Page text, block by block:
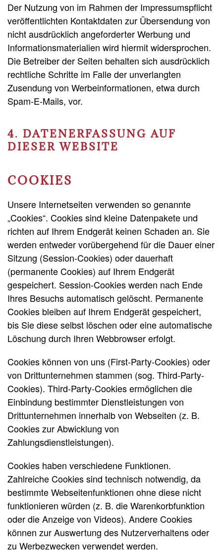
Der Nutzung von im Rahmen der Impressumspflicht
veröffentlichten Kontaktdaten zur Übersendung von
nicht ausdrücklich angeforderter Werbung und
Informationsmaterialien wird hiermit widersprochen.
Die Betreiber der Seiten behalten sich ausdrücklich
rechtliche Schritte im Falle der unverlangten
Zusendung von Werbeinformationen, etwa durch
Spam-E-Mails, vor.
4. DATENERFASSUNG AUF
DIESER WEBSITE
COOKIES
Unsere Internetseiten verwenden so genannte
„Cookies“. Cookies sind kleine Datenpakete und
richten auf Ihrem Endgerät keinen Schaden an. Sie
werden entweder vorübergehend für die Dauer einer
Sitzung (Session-Cookies) oder dauerhaft
(permanente Cookies) auf Ihrem Endgerät
gespeichert. Session-Cookies werden nach Ende
Ihres Besuchs automatisch gelöscht. Permanente
Cookies bleiben auf Ihrem Endgerät gespeichert,
bis Sie diese selbst löschen oder eine automatische
Löschung durch Ihren Webbrowser erfolgt.
Cookies können von uns (First-Party-Cookies) oder
von Drittunternehmen stammen (sog. Third-Party-
Cookies). Third-Party-Cookies ermöglichen die
Einbindung bestimmter Dienstleistungen von
Drittunternehmen innerhalb von Webseiten (z. B.
Cookies zur Abwicklung von
Zahlungsdienstleistungen).
Cookies haben verschiedene Funktionen.
Zahlreiche Cookies sind technisch notwendig, da
bestimmte Webseitenfunktionen ohne diese nicht
funktionieren würden (z. B. die Warenkorbfunktion
oder die Anzeige von Videos). Andere Cookies
können zur Auswertung des Nutzerverhaltens oder
zu Werbezwecken verwendet werden.